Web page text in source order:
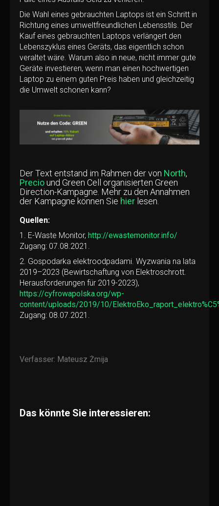
Die Wahl eines gebrauchten Laptops ist ein Schritt in
Richtung eines umweltfreundlichen Lebensstils. Der
Kauf eines gebrauchten Laptops verlängert den
Lebenszyklus eines Geräts, das eigentlich schon
veraltet wäre. Warum also in neue, nicht immer gute
Geräte investieren, wenn man einen hochwertigen
Laptop zu einem guten Preis haben und gleichzeitig
die Umwelt schonen kann?
Der Text entstand im Rahmen der von North,
Preciound Green Cell organisierten Green
Direction-Kampagne. Mehr zu den Annahmen
der Kampagne können Sie hier lesen.
Quellen:
1. E-Waste Monitor, http://ewastemonitor.info/
Zugang: 07.08.2021.
2. Gospodarka elektroodpadami. Wyzwania na lata
2019–2023 (Bewirtschaftung von Elektroschrott.
Herausforderungen für 2019-2023),
https://cyfrowapolska.org/wp-
content/uploads/2019/10/
Zugang: 08.07.2021.
Verfasser: Mateusz Żmija
Das könnte Sie interessieren: